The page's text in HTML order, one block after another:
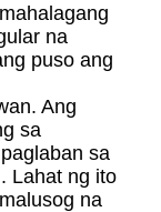
na
puso ang
Ang
sa
sa
Lahat ng ito
na